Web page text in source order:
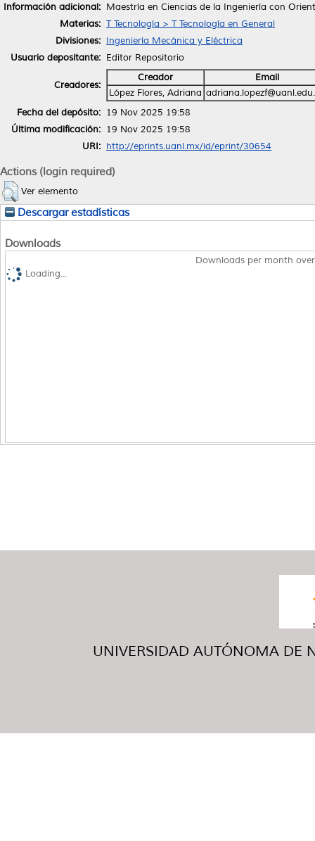
Información adicional: Maestría en Ciencias de la Ingeniería con
Materias: T Tecnología > T Tecnología en General
Divisiones: Ingeniería Mecánica y Eléctrica
Usuario depositante: Editor Repositorio
Creadores:
Creador
Email
López Flores, Adriana
Fecha del depósito: 19 Nov 2025 19:58
Última modificación: 19 Nov 2025 19:58
URI: http://eprints.uanl.mx/id/eprint/30654
Actions (login required)
Ver elemento
Descargar estadísticas
Downloads
Downloads per month
Loading...
UNIVERSIDAD AUTÓNOMA DE